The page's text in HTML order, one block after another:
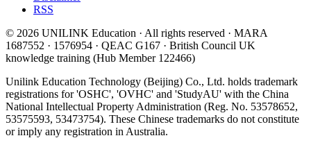
RSS
© 2026 UNILINK Education · All rights reserved · MARA
1687552 · 1576954 · QEAC G167 · British Council UK
knowledge training (Hub Member 122466)
Unilink Education Technology (Beijing) Co., Ltd. holds trademark
registrations for 'OSHC', 'OVHC' and 'StudyAU' with the China
National Intellectual Property Administration (Reg. No. 53578652,
53575593, 53473754). These Chinese trademarks do not constitute
or imply any registration in Australia.